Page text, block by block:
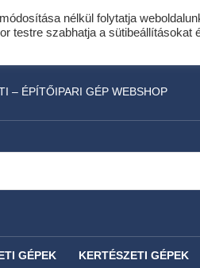
0 % THM-el 10
adunk egy fűrészláncot!
– ÉPÍTŐIPARI GÉP WEBSHOP
GÉPEK KERTÉSZETI GÉPEK
nélkül folytatja
testre szabhatja a sütibeállításokat